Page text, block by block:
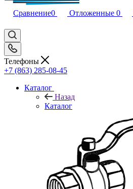
Сравнение0 Отложенные 0
Телефоны
+7 (863) 285-08-45
Каталог
Назад
Каталог